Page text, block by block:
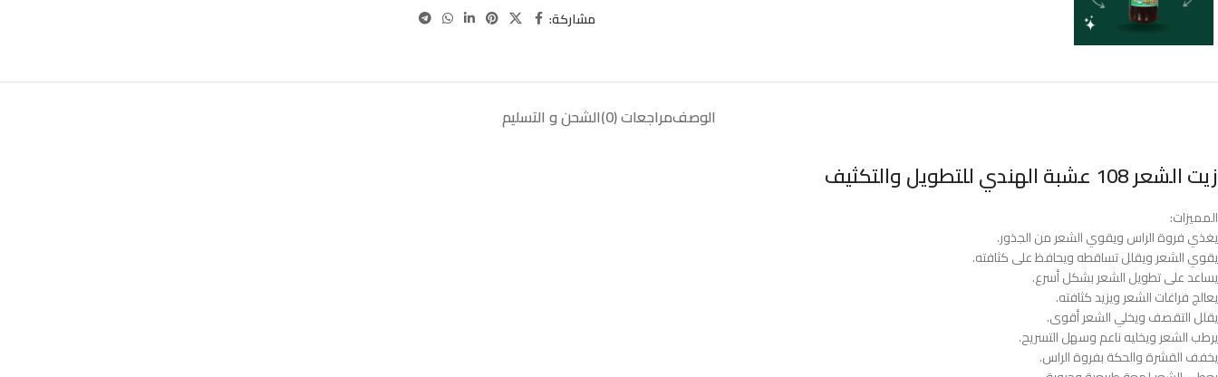
مشاركة:
الوصفمراجعات (0) الشحن و التسليم
زيت الشعر 108 عشبة الهندي للتطويل والتكثيف
المميزات:
يغذي فروة الراس ويقوي الشعر من الجذور.
يقوي الشعر ويقلل تساقطه ويحافظ على كثافته.
يساعد على تطويل الشعر بشكل أسرع.
يعالج فراغات الشعر ويزيد كثافته.
يقلل التقصف ويخلي الشعر أقوى.
يرطب الشعر ويخليه ناعم وسهل التسريح.
يخفف القشرة والحكة بفروة الراس.